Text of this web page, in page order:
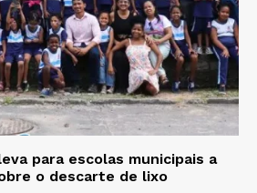
para escolas municipais a
o descarte de lixo